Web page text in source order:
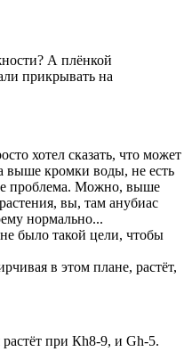
А плёнкой
прикрывать на
хотел сказать, что может
выше кромки воды, не есть
проблема. Можно, выше
вы, там анубиас
нормально...
было такой цели, чтобы
в этом плане, растёт,
при Кh8-9, и Gh-5.